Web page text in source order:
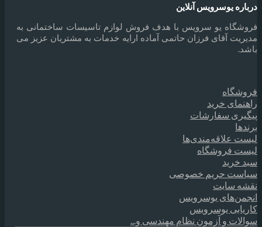
درباره یوسرویس آنلاین
فروشگاه یو سرویس با هدف فروش لوازم تاسیسات ساختمانی به
مدیریت آقای فرزان حاتمی آماده ارایه خدمات به مشتریان عزیز می
باشد.
فروشگاه
راهنمای خرید
پیگیری سفارشات
برندها
لیست علاقه‌مندی‌ها
لیست فروشگاه
سبد خرید
سیاست حریم خصوصی
نقشه سایت
انجمن‌های یوسرویس
کاریابی یوسرویس
سوالات و آزمون نظام مهندسی و...